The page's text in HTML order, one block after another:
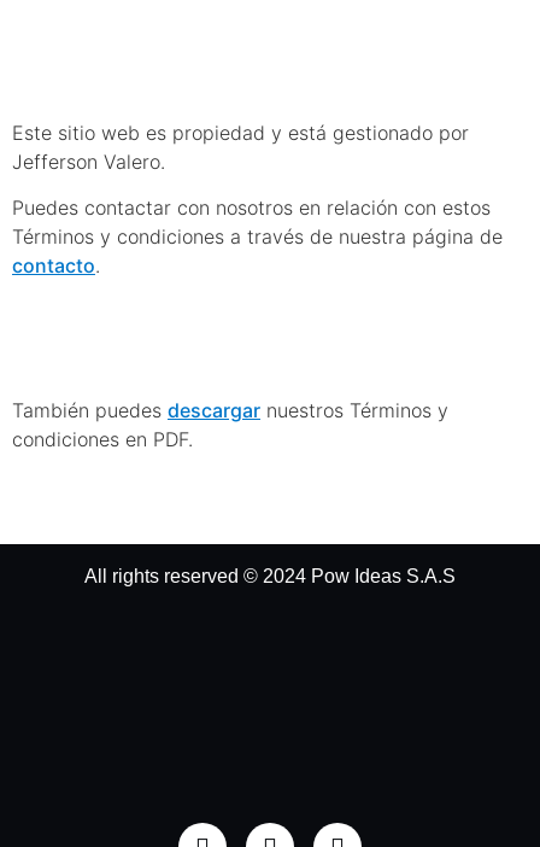
Este sitio web es propiedad y está gestionado por
Jefferson Valero.
Puedes contactar con nosotros en relación con estos
Términos y condiciones a través de nuestra página de
contacto.
También puedes descargar nuestros Términos y
condiciones en PDF.
All rights reserved © 2024 Pow Ideas S.A.S